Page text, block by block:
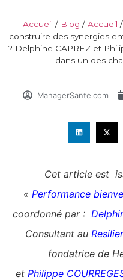
Accueil / Blog / Accueil /
construire des synergies
? Delphine CAPREZ et
dans un des
ManagerSante.com
Cet article est
« Performance
coordonné par :
Consultant au
fondatrice de
et Philippe